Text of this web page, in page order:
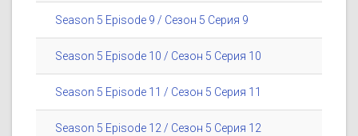
Season 5 Episode 9 / Сезон 5 Серия 9
Season 5 Episode 10 / Сезон 5 Серия 10
Season 5 Episode 11 / Сезон 5 Серия 11
Season 5 Episode 12 / Сезон 5 Серия 12